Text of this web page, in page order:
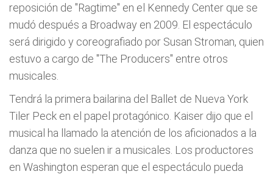
reposición de "Ragtime" en el Kennedy Center que se
mudó después a Broadway en 2009. El espectáculo
será dirigido y coreografiado por Susan Stroman, quien
estuvo a cargo de "The Producers" entre otros
musicales.
Tendrá la primera bailarina del Ballet de Nueva York
Tiler Peck en el papel protagónico. Kaiser dijo que el
musical ha llamado la atención de los aficionados a la
danza que no suelen ir a musicales. Los productores
en Washington esperan que el espectáculo pueda